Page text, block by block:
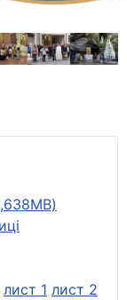
лист 1 лист 2